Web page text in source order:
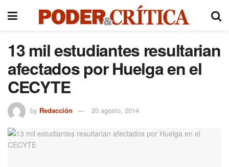
13 mil estudiantes resultarian
afectados por Huelga en el
CECYTE
by Redacción 20 agosto, 2014